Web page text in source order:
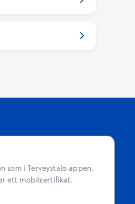
som i Terveystalo-appen.
ett mobilcertifikat.